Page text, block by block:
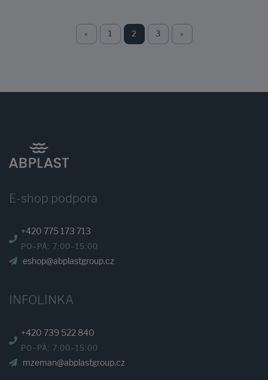
« 1 2 3 »
E-shop podpora
+420 775 173 713
PO–PÁ: 7:00–15:00
eshop@abplastgroup.cz
INFOLINKA
+420 739 522 840
PO–PÁ: 7:00–15:00
mzeman@abplastgroup.cz